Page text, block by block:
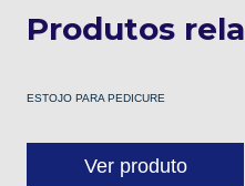
Produtos
ESTOJO PARA PEDICURE
Ver produto